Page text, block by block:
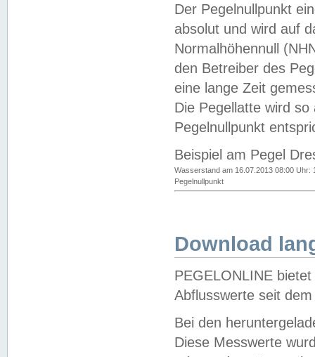
Der Pegelnullpunkt
absolut und wird auf
Normalhöhennull
den Betreiber des
eine lange Zeit
Die Pegellatte wird
Pegelnullpunkt
Beispiel am Pegel
Wasserstand am 16.07.2013 08:00 Uhr:
Pegelnullpunkt
Download
PEGELONLINE
Abflusswerte seit
Bei den
Diese Messwerte